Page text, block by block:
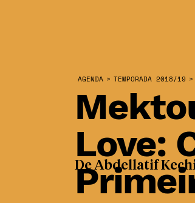
Love:
AGENDA > TEMPORADA 2018/19 >
De Abdellatif